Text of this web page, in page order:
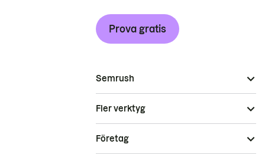
Prova gratis
Semrush
Fler verktyg
Företag